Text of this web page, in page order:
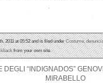
2011 at 05:52 and is filed underCostume,denuncia
from your own site.
DEGLI “INDIGNADOS”
MIRABELLO